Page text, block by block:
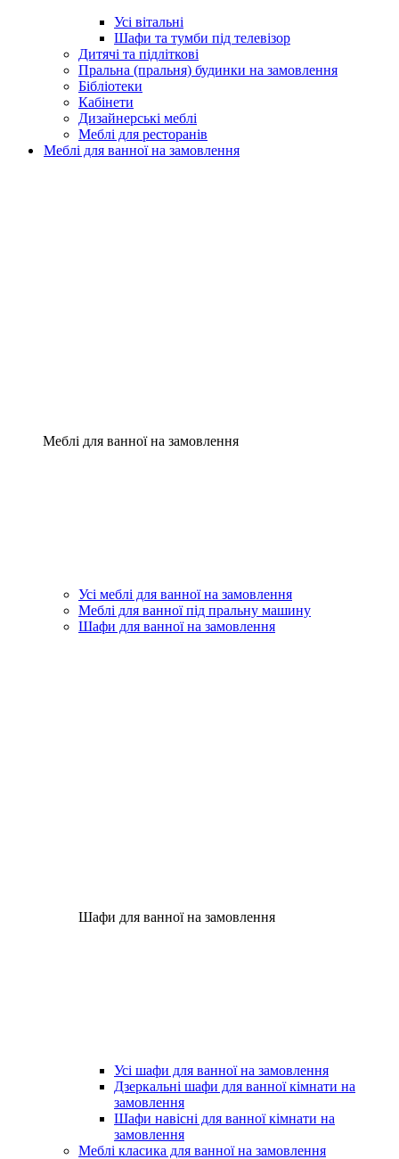
Усі вітальні
Шафи та тумби під телевізор
Дитячі та підліткові
Пральна (пральня) будинки на замовлення
Бібліотеки
Кабінети
Дизайнерські меблі
Меблі для ресторанів
Меблі для ванної на замовлення
Меблі для ванної на замовлення
Усі меблі для ванної на замовлення
Меблі для ванної під пральну машину
Шафи для ванної на замовлення
Шафи для ванної на замовлення
Усі шафи для ванної на замовлення
Дзеркальні шафи для ванної кімнати на
замовлення
Шафи навісні для ванної кімнати на
замовлення
Меблі класика для ванної на замовлення